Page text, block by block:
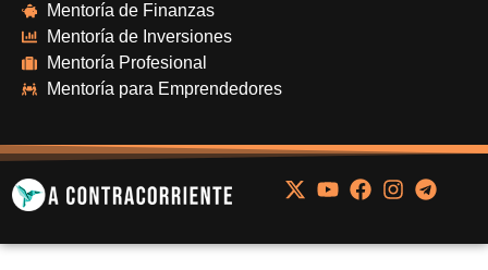
Mentoría de Finanzas
Mentoría de Inversiones
Mentoría Profesional
Mentoría para Emprendedores